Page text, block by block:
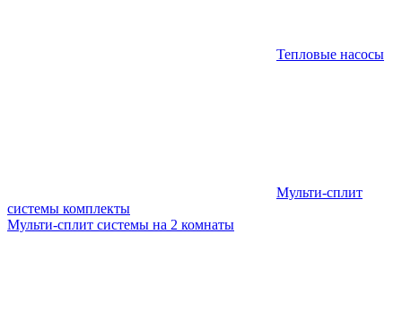
Тепловые насосы
Мульти-сплит
системы комплекты
Мульти-сплит системы на 2 комнаты